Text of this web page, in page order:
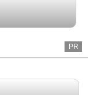
PR